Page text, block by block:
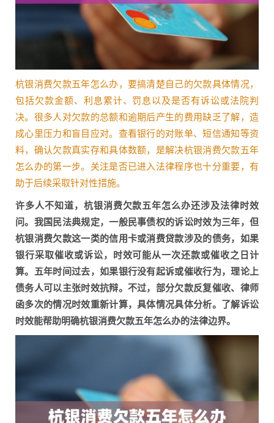
杭银消费欠款五年怎么办，要搞清楚自己的欠款具体情况，
包括欠款金额、利息累计、罚息以及是否有诉讼或法院判
决。很多人对欠款的总额和逾期后产生的费用缺乏了解，造
成心里压力和盲目应对。查看银行的对账单、短信通知等资
料，确认欠款真实存和具体数额，是解决杭银消费欠款五年
怎么办的第一步。关注是否已进入法律程序也十分重要，有
助于后续采取针对性措施。
许多人不知道，杭银消费欠款五年怎么办还涉及法律时效
问。我国民法典规定，一般民事债权的诉讼时效为三年，但
杭银消费欠款这一类的信用卡或消费贷款涉及的债务，如果
银行采取催收或诉讼，时效可能从一次还款或催收之日计
算。五年时间过去，如果银行没有起诉或催收行为，理论上
债务人可以主张时效抗辩。不过，部分欠款反复催收、律师
函多次的情况时效重新计算，具体情况具体分析。了解诉讼
时效能帮助明确杭银消费欠款五年怎么办的法律边界。